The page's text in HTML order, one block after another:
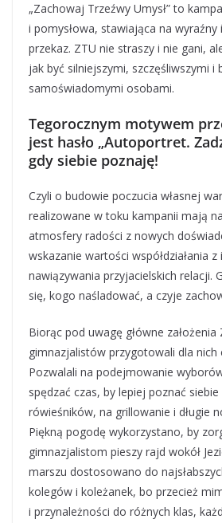
„Zachowaj Trzeźwy Umysł” to
i pomysłowa, stawiająca na
przekaz. ZTU nie straszy i nie gani,
jak być silniejszymi, szczęśliwszymi i
samoświadomymi osobami.
Tegorocznym motywem
jest hasło „Autoportret.
gdy siebie poznaję!
Czyli o budowie poczucia własnej
realizowane w toku kampanii mają
atmosfery radości z nowych
wskazanie wartości współdziałania z
nawiązywania przyjacielskich relacji.
się, kogo naśladować, a czyje
Biorąc pod uwagę główne
gimnazjalistów przygotowali dla nich
Pozwalali na podejmowanie
spędzać czas, by lepiej poznać
rówieśników, na grillowanie i długie
Piękną pogodę wykorzystano, by
gimnazjalistom pieszy rajd wokół
marszu dostosowano do
kolegów i koleżanek, bo przecież
i przynależności do różnych klas,